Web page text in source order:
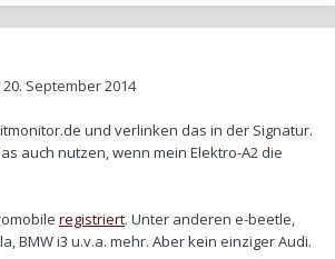
20. September 2014
und verlinken das in der Signatur.
auch nutzen, wenn mein Elektro-A2 die
registriert. Unter anderen e-beetle,
BMW i3 u.v.a. mehr. Aber kein einziger Audi.